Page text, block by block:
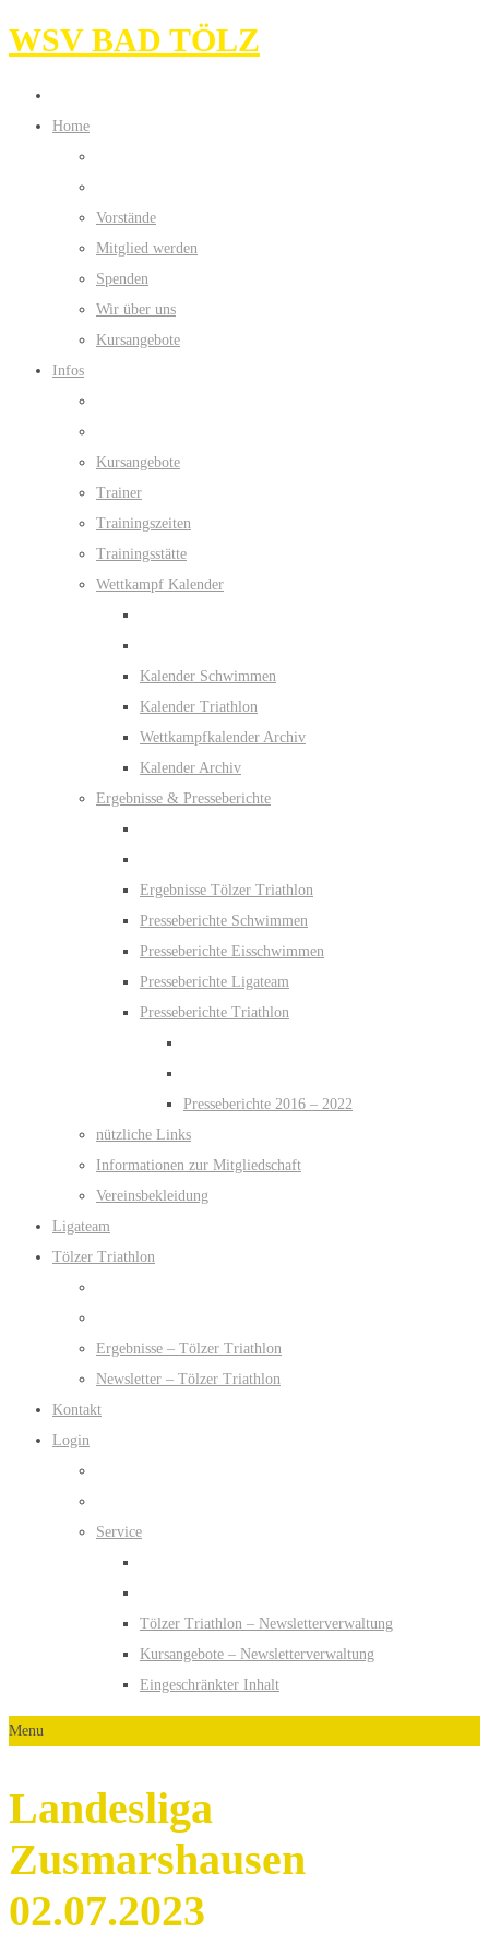
WSV BAD TÖLZ
Home
Vorstände
Mitglied werden
Spenden
Wir über uns
Kursangebote
Infos
Kursangebote
Trainer
Trainingszeiten
Trainingsstätte
Wettkampf Kalender
Kalender Schwimmen
Kalender Triathlon
Wettkampfkalender Archiv
Kalender Archiv
Ergebnisse & Presseberichte
Ergebnisse Tölzer Triathlon
Presseberichte Schwimmen
Presseberichte Eisschwimmen
Presseberichte Ligateam
Presseberichte Triathlon
Presseberichte 2016 – 2022
nützliche Links
Informationen zur Mitgliedschaft
Vereinsbekleidung
Ligateam
Tölzer Triathlon
Ergebnisse – Tölzer Triathlon
Newsletter – Tölzer Triathlon
Kontakt
Login
Service
Tölzer Triathlon – Newsletterverwaltung
Kursangebote – Newsletterverwaltung
Eingeschränkter Inhalt
Menu
Landesliga
Zusmarshausen
02.07.2023